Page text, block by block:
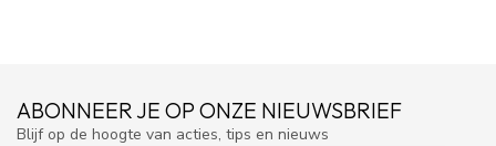
ABONNEER JE OP ONZE NIEUWSBRIEF
Blijf op de hoogte van acties, tips en nieuws